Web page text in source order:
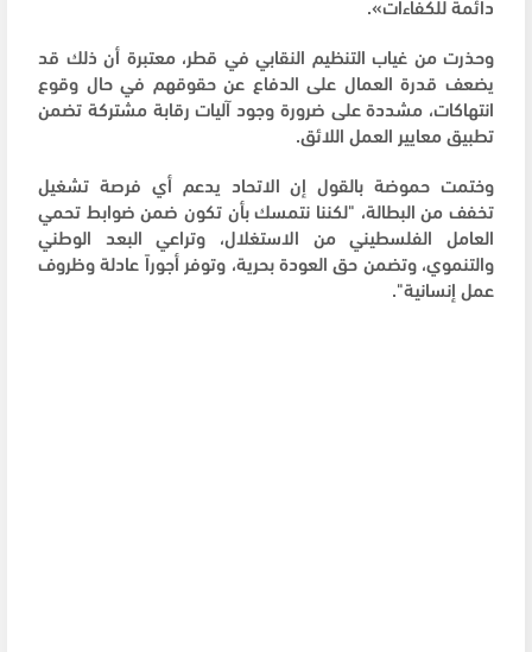
وحذرت من غياب التنظيم النقابي في قطر، معتبرة أن ذلك قد
يضعف قدرة العمال على الدفاع عن حقوقهم في حال وقوع
انتهاكات، مشددة على ضرورة وجود آليات رقابة مشتركة تضمن
تطبيق معايير العمل اللائق.
وختمت حموضة بالقول إن الاتحاد يدعم أي فرصة تشغيل
تخفف من البطالة، "لكننا نتمسك بأن تكون ضمن ضوابط تحمي
العامل الفلسطيني من الاستغلال، وتراعي البعد الوطني
والتنموي، وتضمن حق العودة بحرية، وتوفر أجوراً عادلة وظروف
عمل إنسانية".